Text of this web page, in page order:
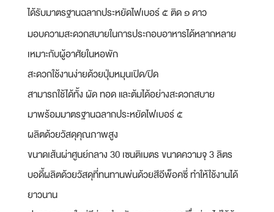
ได้รับมาตรฐานฉลากประหยัดไฟเบอร์ ๕ ติด ๑ ดาว
มอบความสะดวกสบายในการประกอบอาหารได้หลากหลาย
เหมาะกับผู้อาศัยในหอพัก
สะดวกใช้งานง่ายด้วยปุ่มหมุนเปิด/ปิด
สามารถใช้ได้ทั้ง ผัด ทอด และต้มได้อย่างสะดวกสบาย
มาพร้อมมาตรฐานฉลากประหยัดไฟเบอร์ ๕
ผลิตด้วยวัสดุคุณภาพสูง
ขนาดเส้นผ่าศูนย์กลาง 30 เซนติเมตร ขนาดความจุ 3 ลิตร
บอดี้ผลิตด้วยวัสดุที่ทนทานพ่นด้วยสีอีพ็อคซี่ ทำให้ใช้งานได้
ยาวนาน